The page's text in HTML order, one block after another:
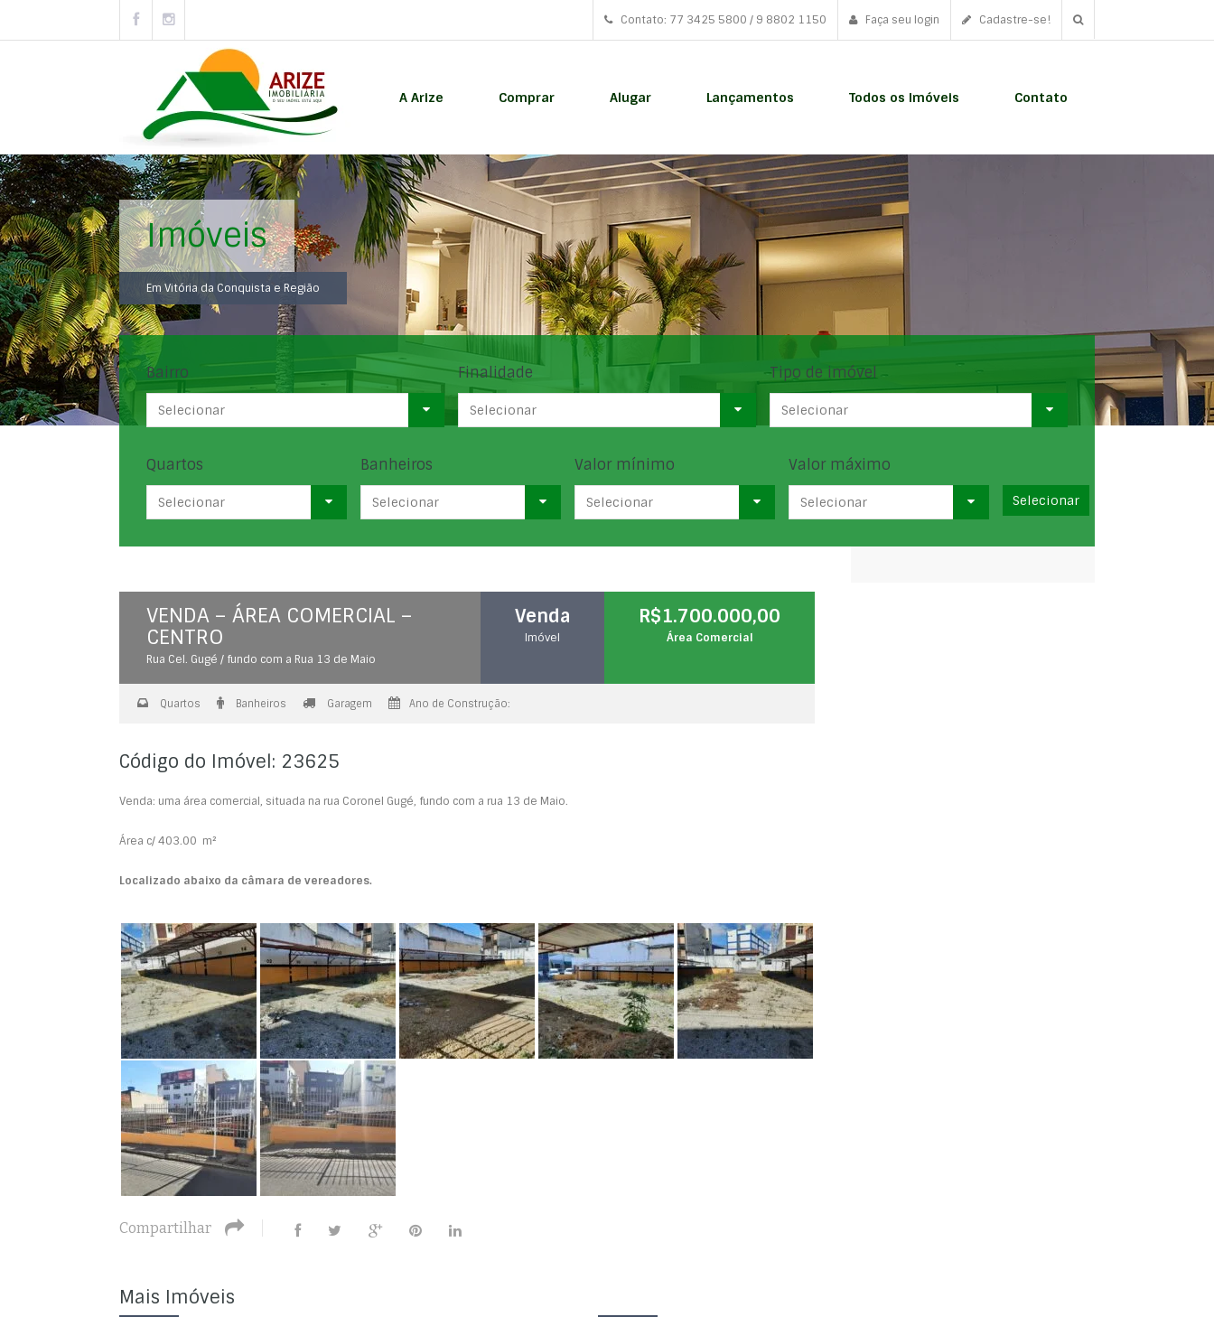
Contato: 77 3425 5800 / 9 8802 1150 Faça seu login Cadastre-se!
A Arize Comprar Alugar Lançamentos Todos os Imóveis Contato
Imóveis
Em Vitória da Conquista e Região
Bairro
Selecionar
Finalidade
Selecionar
Tipo de imóvel
Selecionar
Quartos
Selecionar
Banheiros
Selecionar
Valor mínimo
Selecionar
Valor máximo
Selecionar
VENDA – ÁREA COMERCIAL –
CENTRO
Rua Cel. Gugé / fundo com a Rua 13 de Maio
Venda
Imóvel
R$1.700.000,00
Área Comercial
Quartos Banheiros Garagem Ano de Construção:
Código do Imóvel: 23625
Venda: uma área comercial, situada na rua Coronel Gugé, fundo com a rua 13 de Maio.
Área c/ 403.00 m²
Localizado abaixo da câmara de vereadores.
Compartilhar
Mais Imóveis